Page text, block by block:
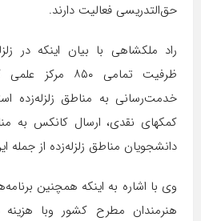
حق‌التدریسی فعالیت دارند.
راد ملکشاهی با بیان اینکه در
ظرفیت تمامی
خدمت‌رسانی به مناطق زلزله‌زده
کمکهای نقدی، ارسال کانکس به
دانشجویان مناطق زلزله‌زده از جمله
وی با اشاره به اینکه همچنین
هنرمندان مطرح کشور و‌با هزینه